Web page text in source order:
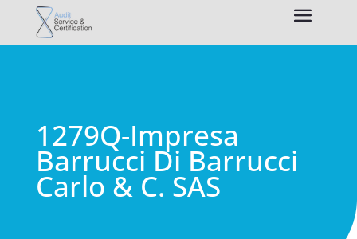
1279Q-Impresa
Barrucci Di Barrucci
Carlo & C. SAS